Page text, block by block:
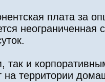
плата за
так и
на территории